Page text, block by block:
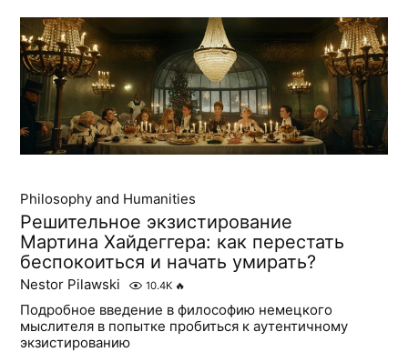
Philosophy and Humanities
Решительное экзистирование
Мартина Хайдеггера: как перестать
беспокоиться и начать умирать?
Nestor Pilawski 10.4K 🔥
Подробное введение в философию немецкого
мыслителя в попытке пробиться к аутентичному
экзистированию